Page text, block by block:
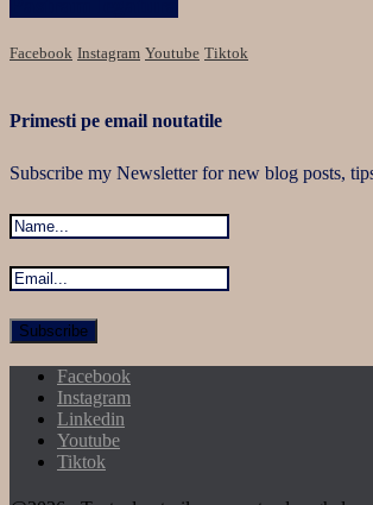
Facebook Instagram Youtube Tiktok
Primesti pe email noutatile
Subscribe my Newsletter for new blog posts,
Facebook
Instagram
Linkedin
Youtube
Tiktok